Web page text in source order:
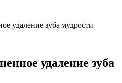
удаление зуба мудрости
удаление зуба